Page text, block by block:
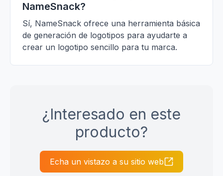
NameSnack?
Sí, NameSnack ofrece una herramienta básica
de generación de logotipos para ayudarte a
crear un logotipo sencillo para tu marca.
¿Interesado en este
producto?
Echa un vistazo a su sitio web